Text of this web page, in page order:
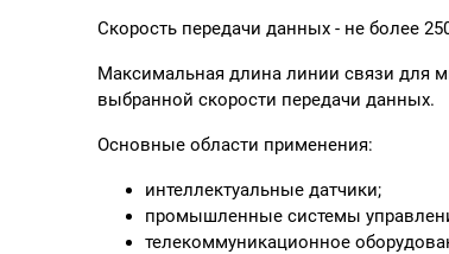
Скорость передачи данных - не более
Максимальная длина линии связи для
выбранной скорости передачи данных.
Основные области применения:
интеллектуальные датчики;
промышленные системы
телекоммуникационное